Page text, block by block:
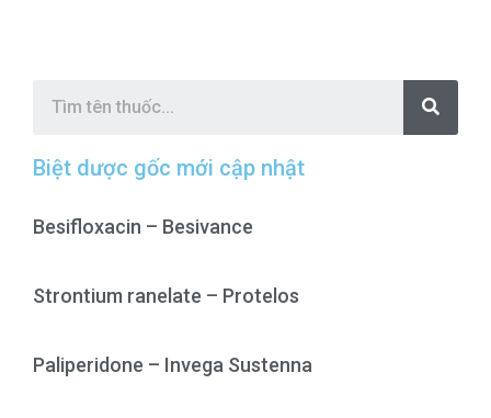
S
a
r
Biệt dược gốc mới cập nhật
Besifloxacin – Besivance
Strontium ranelate – Protelos
Paliperidone – Invega Sustenna